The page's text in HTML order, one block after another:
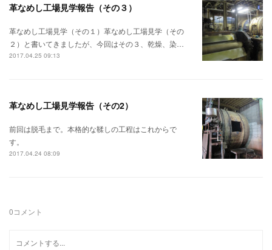
革なめし工場見学報告（その３）
革なめし工場見学（その１）革なめし工場見学（その
２）と書いてきましたが、今回はその３、乾燥、染…
2017.04.25 09:13
革なめし工場見学報告（その2）
前回は脱毛まで。本格的な鞣しの工程はこれからで
す。
2017.04.24 08:09
0コメント